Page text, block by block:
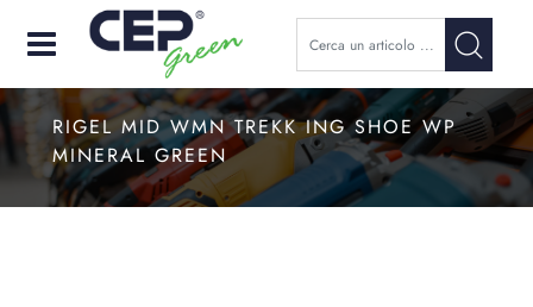
Open
RIGEL MID WMN TREKK ING SHOE WP
MINERAL GREEN